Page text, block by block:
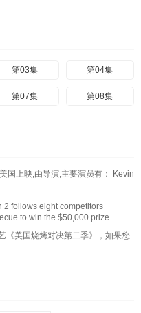
第03集 第04集
第07集 第08集
国上映,由导演,主要演员有： Kevin
2 follows eight competitors
to win the $50,000 prize.
《美国烧烤对决第二季》，如果您